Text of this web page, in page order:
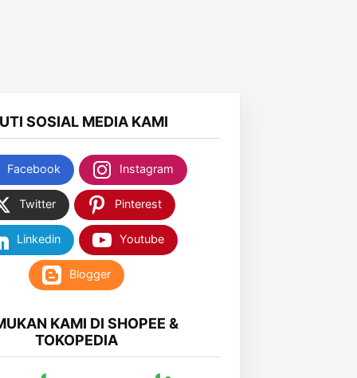
SOSIAL MEDIA KAMI
Facebook Instagram
Twitter Pinterest
Linkedin Youtube
Blogger
KAMI DI SHOPEE &
TOKOPEDIA